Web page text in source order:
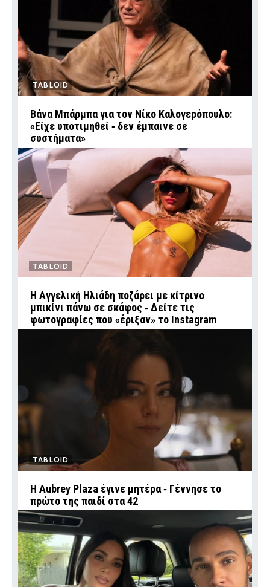
TABLOID
Βάνα Μπάρμπα για τον Νίκο Καλογερόπουλο:
«Είχε υποτιμηθεί ‑ δεν έμπαινε σε
συστήματα»
TABLOID
Η Αγγελική Ηλιάδη ποζάρει με κίτρινο
μπικίνι πάνω σε σκάφος ‑ Δείτε τις
φωτογραφίες που «έριξαν» το Instagram
TABLOID
Η Aubrey Plaza έγινε μητέρα ‑ Γέννησε το
πρώτο της παιδί στα 42